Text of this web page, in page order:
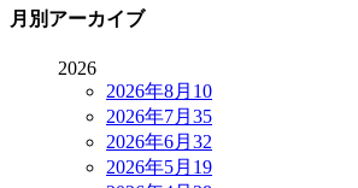
月別アーカイブ
2026
2026年8月 10
2026年7月 35
2026年6月 32
2026年5月 19